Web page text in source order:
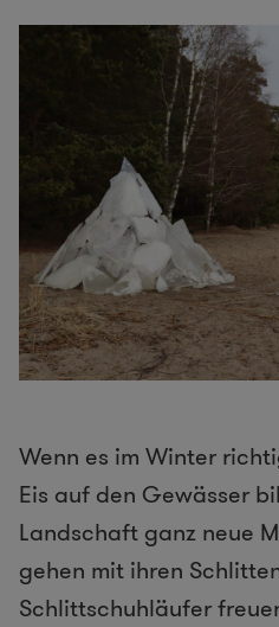
Wenn es im Winter
Eis auf den Gewässer
Landschaft ganz neue
gehen mit ihren
Schlittschuhläufer